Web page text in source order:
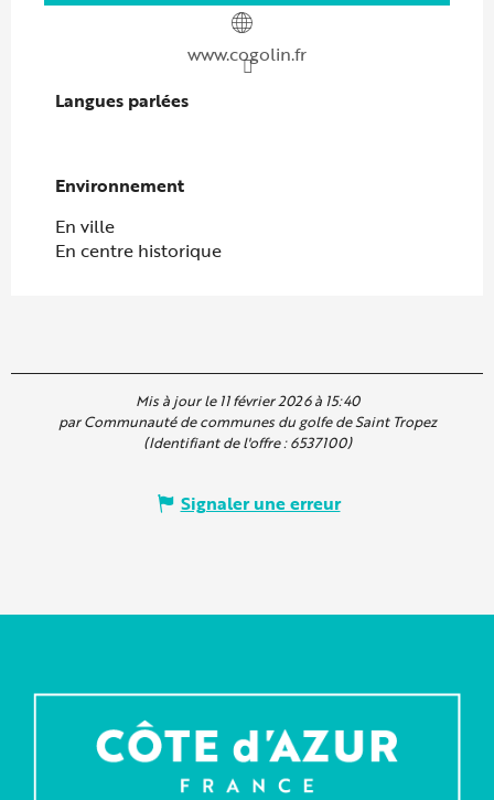
www.cogolin.fr
Langues parlées
Langues parlées
Environnement
Environnement
En ville
En centre historique
Mis à jour le 11 février 2026 à 15:40
par Communauté de communes du golfe de Saint Tropez
(Identifiant de l'offre :6537100)
Signaler une erreur